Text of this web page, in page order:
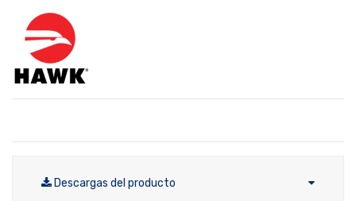
Descargas del producto